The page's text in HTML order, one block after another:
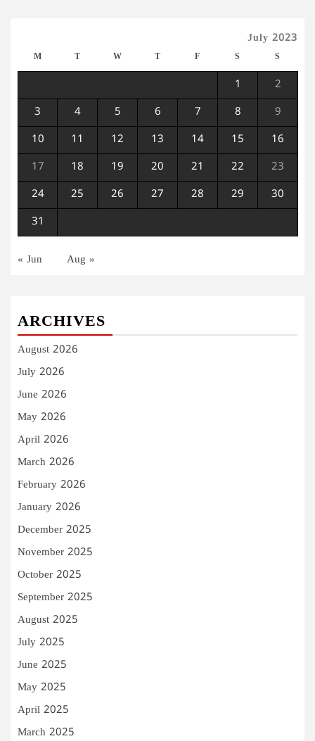
July 2023
M T W T F S S
1 2
3 4 5 6 7 8 9
10 11 12 13 14 15 16
17 18 19 20 21 22 23
24 25 26 27 28 29 30
31
« Jun Aug »
ARCHIVES
August 2026
July 2026
June 2026
May 2026
April 2026
March 2026
February 2026
January 2026
December 2025
November 2025
October 2025
September 2025
August 2025
July 2025
June 2025
May 2025
April 2025
March 2025